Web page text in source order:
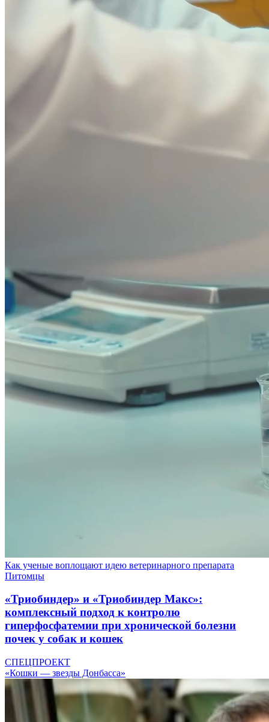
Как ученые воплощают идею ветеринарного препарата
Питомцы
«Триобиндер» и «Триобиндер Макс»:
комплексный подход к контролю
гиперфосфатемии при хронической болезни
почек у собак и кошек
СПЕЦПРОЕКТ
«Кошки — звезды Донбасса»